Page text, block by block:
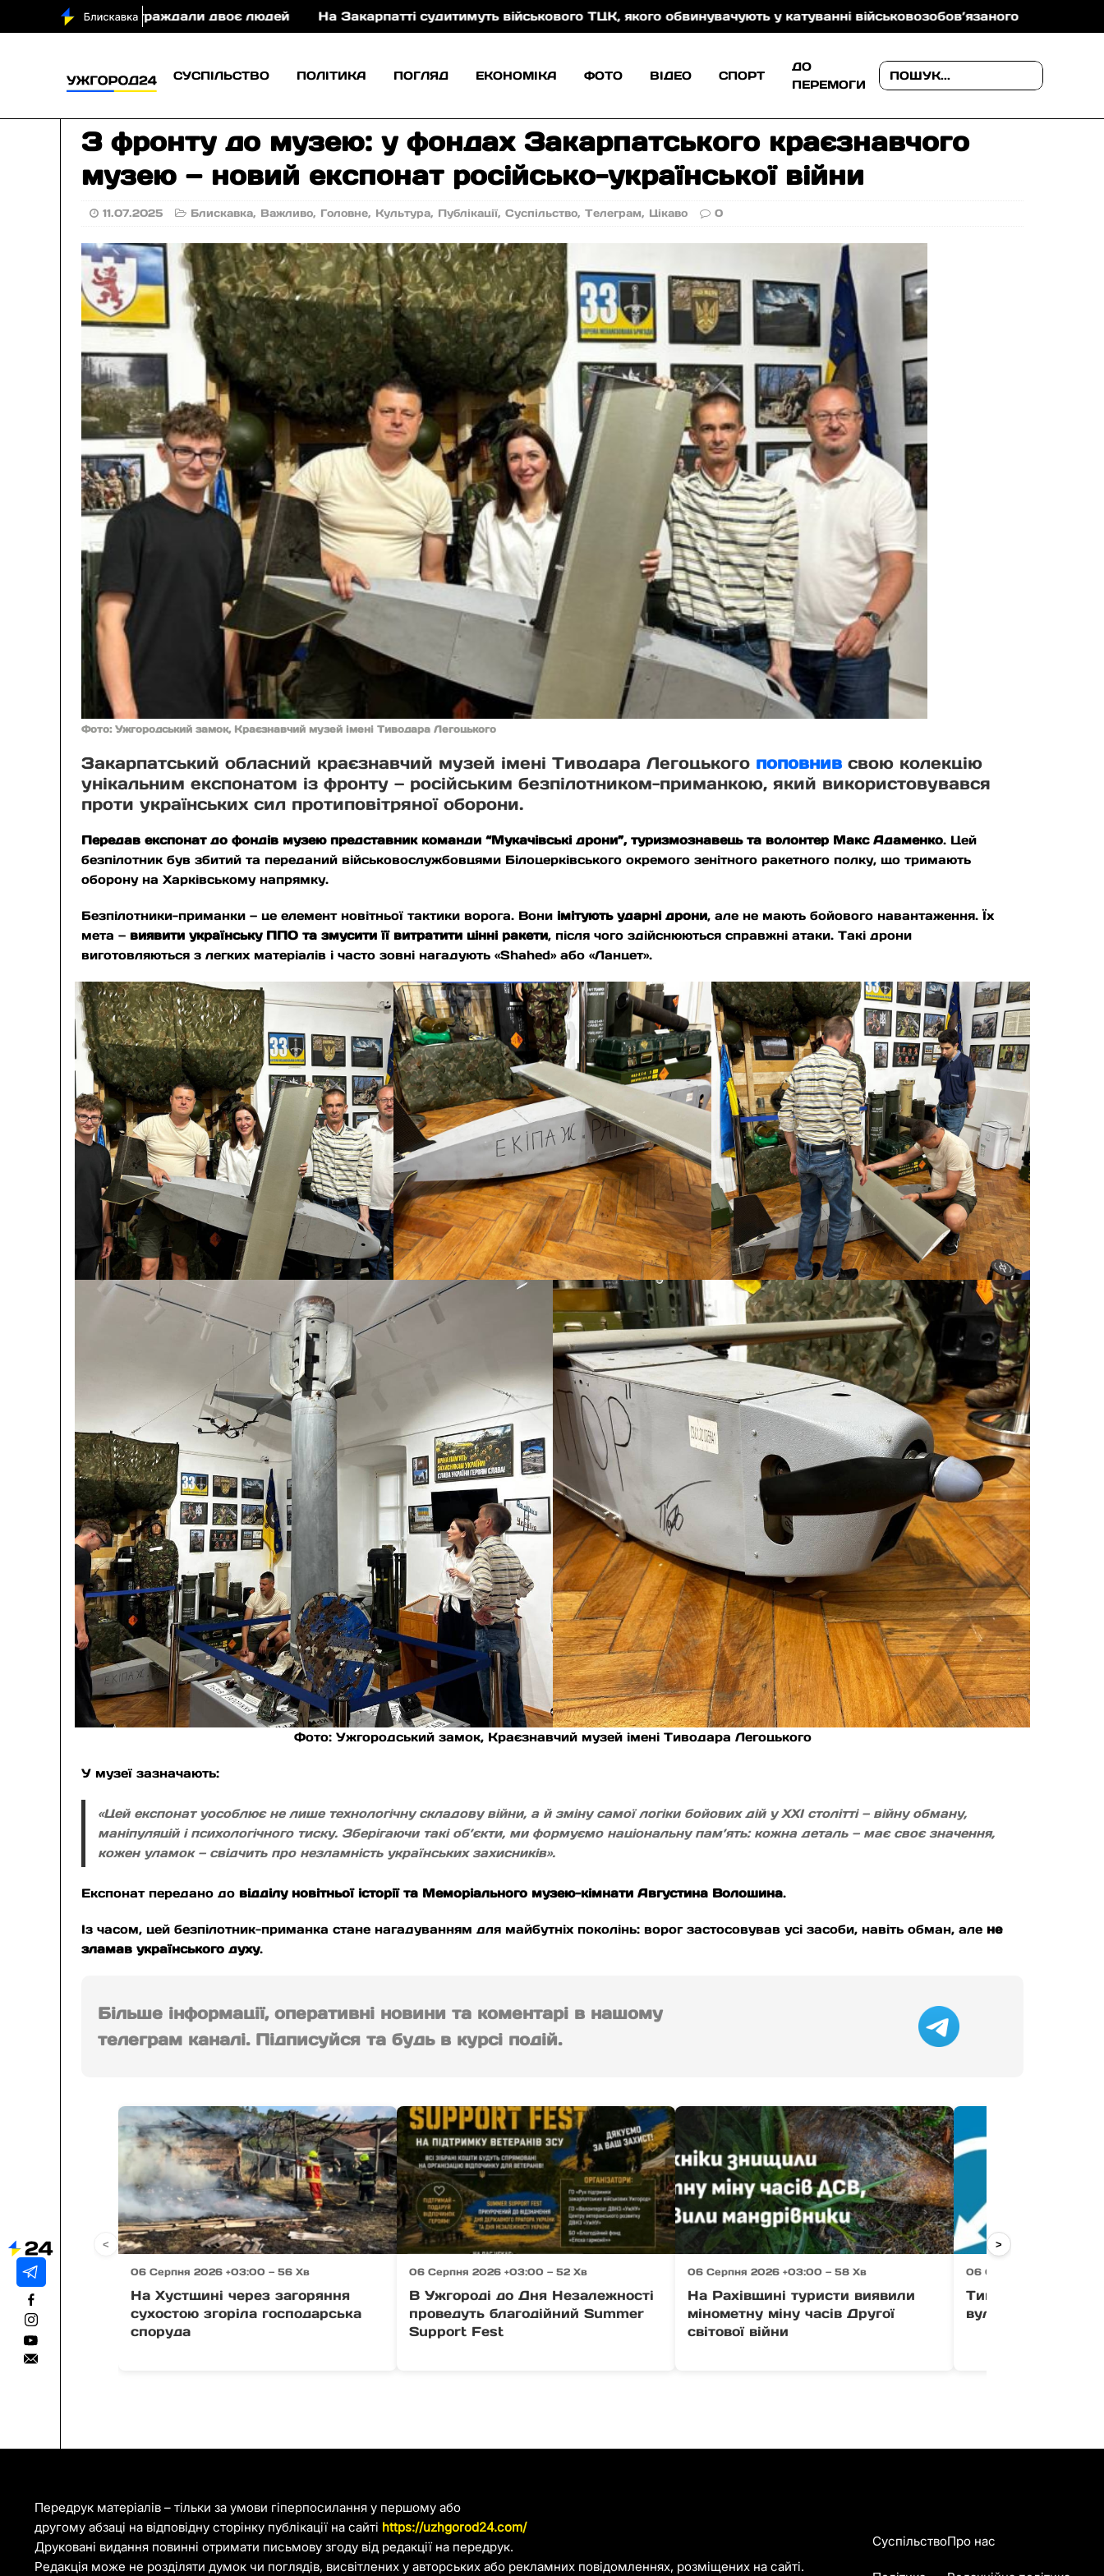
двоє людей На Закарпатті судитимуть військового ТЦК, якого обвинувачують у катуванні військовозобов’язаного На Ужгородщині поліція
СУСПІЛЬСТВО ПОЛІТИКА ПОГЛЯД ЕКОНОМІКА ФОТО ВІДЕО СПОРТ
ДО
ПЕРЕМОГИ
З фронту до музею: у фондах Закарпатського краєзнавчого
музею — новий експонат російсько-української війни
11.07.2025 Блискавка, Важливо, Головне, Культура, Публікації,Суспільство,Телеграм, Цікаво 0
Фото: Ужгородський замок, Краєзнавчий музей імені Тиводара Легоцького
Закарпатський обласний краєзнавчий музей імені Тиводара Легоцького поповнивсвою колекцію
унікальним експонатом із фронту — російським безпілотником-приманкою, який використовувався
проти українських сил протиповітряної оборони.
Передав експонат до фондів музею представник команди “Мукачівські дрони”, туризмознавець та волонтер Макс Адаменко. Цей
безпілотник був збитий та переданий військовослужбовцями Білоцерківського окремого зенітного ракетного полку, що тримають
оборону на Харківському напрямку.
Безпілотники-приманки — це елемент новітньої тактики ворога. Вони імітують ударні дрони, але не мають бойового навантаження. Їх
мета —виявити українську ППО та змусити її витратити цінні ракети, після чого здійснюються справжні атаки. Такі дрони
виготовляються з легких матеріалів і часто зовні нагадують «Shahed» або «Ланцет».
Фото: Ужгородський замок, Краєзнавчий музей імені Тиводара Легоцького
У музеї зазначають:
«Цей експонат уособлює не лише технологічну складову війни, а й зміну самої логіки бойових дій у XXI столітті — війну обману,
маніпуляцій і психологічного тиску. Зберігаючи такі об’єкти, ми формуємо національну пам’ять: кожна деталь — має своє значення,
кожен уламок — свідчить про незламність українських захисників».
Експонат передано довідділу новітньої історії та Меморіального музею-кімнати Августина Волошина.
Із часом, цей безпілотник-приманка стане нагадуванням для майбутніх поколінь: ворог застосовував усі засоби, навіть обман, алене
зламав українського духу.
Більше інформації, оперативні новини та коментарі в нашому
телеграм каналі. Підписуйся та будь в курсі подій.
06 Серпня 2026 +03:00 — 56 Хв
На Хустщині через загоряння
сухостою згоріла господарська
споруда
06 Серпня 2026 +03:00 — 52 Хв
В Ужгороді до Дня Незалежності
проведуть благодійний Summer
Support Fest
06 Серпня 2026 +03:00 — 58 Хв
На Рахівщині туристи виявили
мінометну міну часів Другої
світової війни
06 Серпня 2026 +03:00
Тимчасово
вулиці
< >
Передрук матеріалів – тільки за умови гіперпосилання у першому або
другому абзаці на відповідну сторінку публікації на сайті https://uzhgorod24.com/
Друковані видання повинні отримати письмову згоду від редакції на передрук.
Редакція може не розділяти думок чи поглядів, висвітлених у авторських або рекламних повідомленнях, розміщених на сайті.
СуспільствоПро нас